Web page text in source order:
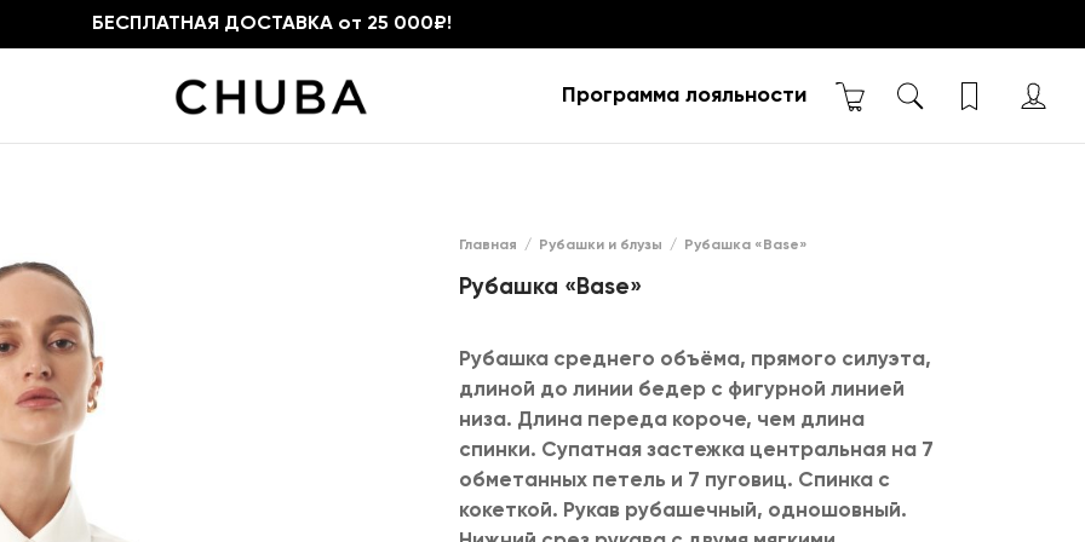
БЕСПЛАТНАЯ ДОСТАВКА от 25 000₽!
Программа лояльности
Главная / Рубашки и блузы / Рубашка «Base»
Рубашка «Base»
Рубашка среднего объёма, прямого силуэта,
длиной до линии бедер с фигурной линией
низа. Длина переда короче, чем длина
спинки. Супатная застежка центральная на 7
обметанных петель и 7 пуговиц. Спинка с
кокеткой. Рукав рубашечный, одношовный.